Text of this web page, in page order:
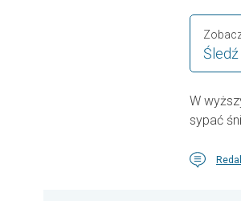
Śledź
W
sypać